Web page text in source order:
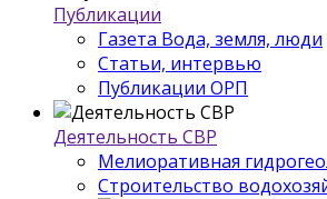
Публикации
Газета Вода, земля, люди
Статьи, интервью
Публикации ОРП
Деятельность СВР
Мелиоративная
Строительство